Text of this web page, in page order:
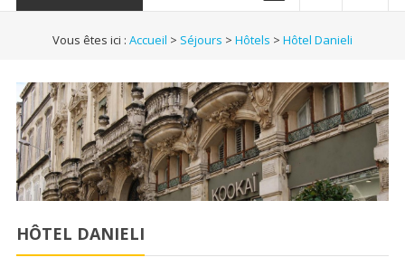
Vous êtes ici : Accueil > Séjours > Hôtels > Hôtel Danieli
HÔTEL DANIELI